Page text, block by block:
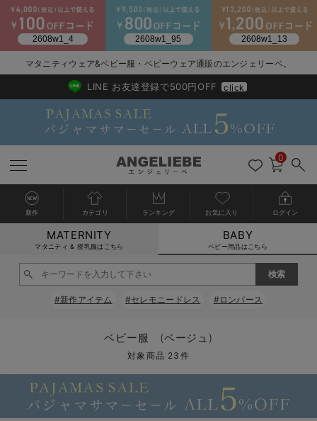
新生児服全て
ツーウェイオール・2WAYオール（新生児）
ベビー服全て
ロンパース・カバーオール
ベビー ブルマ
ベビー スカート
シーズンアイテム全て
ベビー・新生児 寝具全て
ベビーベッド・布団 （ベビー・新生児）
ベビー 雑貨全て
ベビーチェア（ハイローチェア）・ベビーラック
ベビー 雑貨 小物
ベビー安全グッズ
お出かけグッズ全て
ベビー｜季節の特集全て
猛暑からベビーを守るひんやりグッズ
ベビーの動物なりきり特集
ベビー 夏のお役立ちグッズ特集
アウトレット全て
【アウトレット】ワンピース
【アウトレット】パジャマ
【アウトレット】インナー
特集全て
抗菌防臭加工
コットン素材
冷房対策
再入荷全て
再入荷｜インナー
戻る
送料無料アイテム全て
ワンピース
パジャマ
戻る
ブラキャミ おまとめ
戻る
【37周年祭セール】
【37周年祭セール】
戻る
気温差別オススメア
【15℃】3月下旬～
戻る
動きやすく着回しで
戻る
強撚スムース(コスパ
戻る
マタニティウェア
【おまとめ割】パジ
戻る
こだわりの履き心地
カジュアル
戻る
ジャケット派
ツィード派
戻る
出産準備応援割全て
マタニティパジャマ
戻る
【オフィスカジュア
戻る
レギンスタイプ
戻る
【フォーマル】ワン
戻る
【ベビー】長袖
戻る
ハンカチ
セット
戻る
快適ウェア10%OFF
戻る
春のマタニティワン
セットアップ・ レイ
ワーク・オフィス
戻る
Gift Selection 出産
〜3,000円（税込）
女の子におススメの
戻る
冬の冷え対策インナ
薄くてあったか
レギンス・タイツ
戻る
入院準備の持ち物チ
入院してすぐ使うグ
戻る
冬のあったか特集全て
【冬のあったか特集
マタニティウェア&ベビー服・ベビーウェア通販のエンジェリーベ。
2026/NewArrival
送料495円(一部地域を除く) 7,700円以上で送料無料
LINE お友達登録で500円OFF click
0
新作 カテゴリ ランキング お気に入り ログイン
MATERNITY
マタニティ & 授乳服はこちら
BABY
ベビー用品はこちら
#新作アイテム #セレモニードレス #ロンパース
ベビー服 (ベージュ)
対象商品 23件
カートに入れる
閉じる